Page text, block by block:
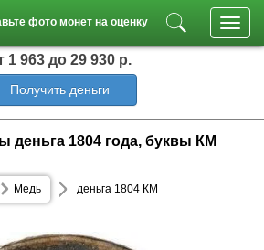
фото монет на оценку
1 963 до 29 930 р.
Получить деньги
деньга 1804 года, буквы КМ
Медь деньга 1804 КМ